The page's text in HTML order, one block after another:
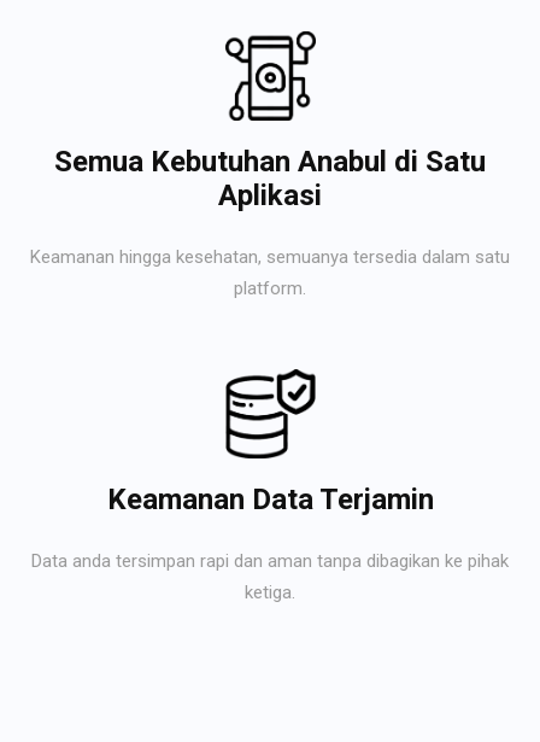
Semua Kebutuhan Anabul di Satu
Aplikasi
Keamanan hingga kesehatan, semuanya tersedia dalam satu
platform.
Keamanan Data Terjamin
Data anda tersimpan rapi dan aman tanpa dibagikan ke pihak
ketiga.